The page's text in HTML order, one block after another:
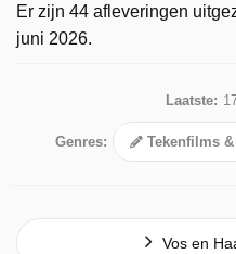
Er zijn 44 afleveringen
juni 2026.
Laatste:
Genres: Tekenfilms &
Vos en